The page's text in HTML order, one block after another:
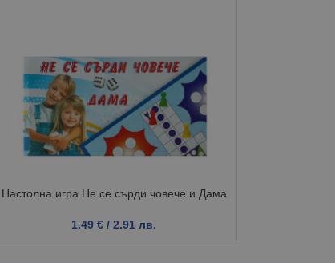
Настолна игра Не се сърди човече и Дама
1.49 € / 2.91 лв.